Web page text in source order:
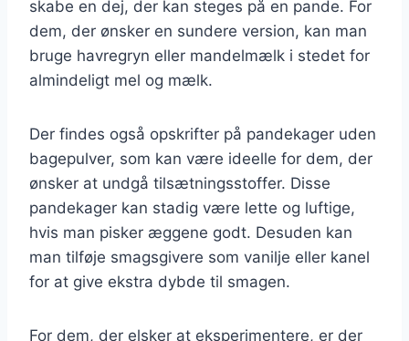
skabe en dej, der kan steges på en pande. For
dem, der ønsker en sundere version, kan man
bruge havregryn eller mandelmælk i stedet for
almindeligt mel og mælk.
Der findes også opskrifter på pandekager uden
bagepulver, som kan være ideelle for dem, der
ønsker at undgå tilsætningsstoffer. Disse
pandekager kan stadig være lette og luftige,
hvis man pisker æggene godt. Desuden kan
man tilføje smagsgivere som vanilje eller kanel
for at give ekstra dybde til smagen.
For dem, der elsker at eksperimentere, er der